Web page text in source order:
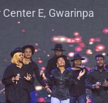
E, Gwarinpa